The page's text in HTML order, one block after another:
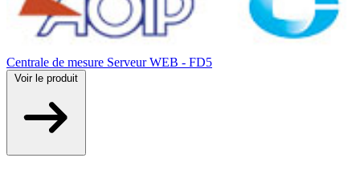
Centrale de mesure Serveur WEB - FD5
Voir le produit